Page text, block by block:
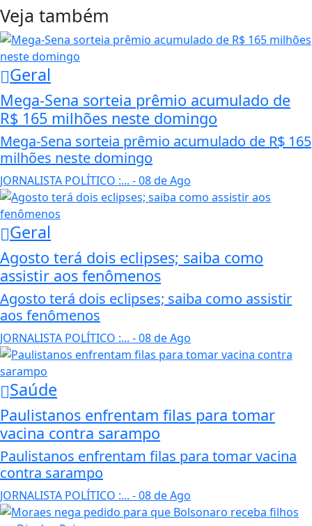
Veja também
Geral
Mega-Sena sorteia prêmio acumulado de
R$ 165 milhões neste domingo
Mega-Sena sorteia prêmio acumulado de R$ 165
milhões neste domingo
JORNALISTA POLÍTICO :... - 08 de Ago
Geral
Agosto terá dois eclipses; saiba como
assistir aos fenômenos
Agosto terá dois eclipses; saiba como assistir
aos fenômenos
JORNALISTA POLÍTICO :... - 08 de Ago
Saúde
Paulistanos enfrentam filas para tomar
vacina contra sarampo
Paulistanos enfrentam filas para tomar vacina
contra sarampo
JORNALISTA POLÍTICO :... - 08 de Ago